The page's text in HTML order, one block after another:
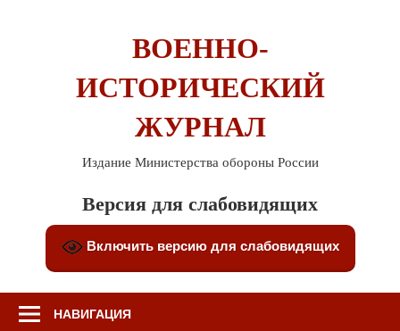
ВОЕННО-
ИСТОРИЧЕСКИЙ
ЖУРНАЛ
Издание Министерства обороны России
Версия для слабовидящих
Включить версию для слабовидящих
НАВИГАЦИЯ